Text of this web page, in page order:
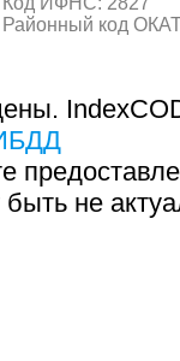
Районный код
не